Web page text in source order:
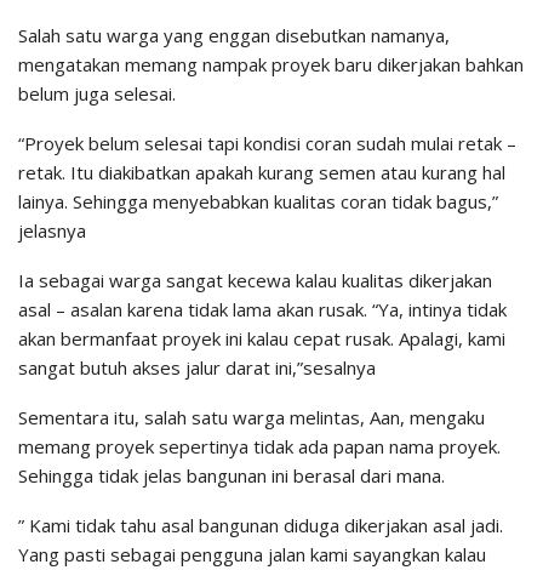
Salah satu warga yang enggan disebutkan namanya,
mengatakan memang nampak proyek baru dikerjakan bahkan
belum juga selesai.
“Proyek belum selesai tapi kondisi coran sudah mulai retak –
retak. Itu diakibatkan apakah kurang semen atau kurang hal
lainya. Sehingga menyebabkan kualitas coran tidak bagus,”
jelasnya
Ia sebagai warga sangat kecewa kalau kualitas dikerjakan
asal – asalan karena tidak lama akan rusak. “Ya, intinya tidak
akan bermanfaat proyek ini kalau cepat rusak. Apalagi, kami
sangat butuh akses jalur darat ini,”sesalnya
Sementara itu, salah satu warga melintas, Aan, mengaku
memang proyek sepertinya tidak ada papan nama proyek.
Sehingga tidak jelas bangunan ini berasal dari mana.
” Kami tidak tahu asal bangunan diduga dikerjakan asal jadi.
Yang pasti sebagai pengguna jalan kami sayangkan kalau